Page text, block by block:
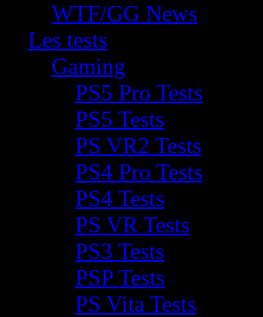
WTF/GG News
Les tests
Gaming
PS5 Pro Tests
PS5 Tests
PS VR2 Tests
PS4 Pro Tests
PS4 Tests
PS VR Tests
PS3 Tests
PSP Tests
PS Vita Tests